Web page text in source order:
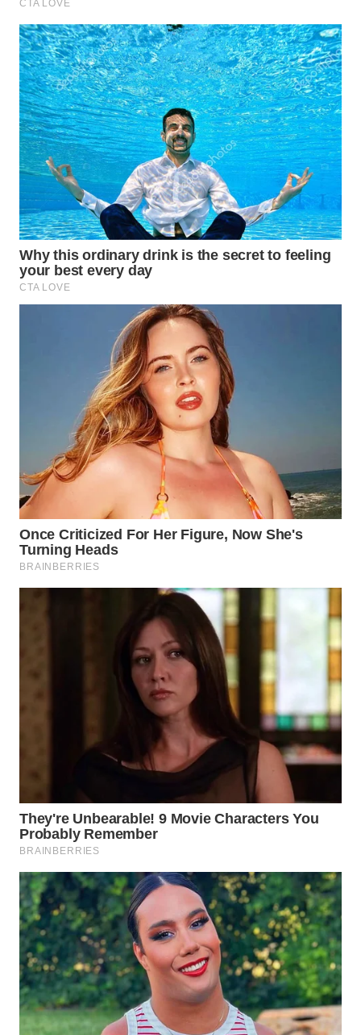
TANJUNG
LESUNG
WN
KARO
WN
SIMALUNGUN
WN
LABUHANBATU
WN
TAPANULI
TENGAH
WN
PAKPAK
WN
KARAWANG
BEKASI
WN
WN
SAMOSIR
WN
PADANG
LAWAS
WN
SUMEDANG